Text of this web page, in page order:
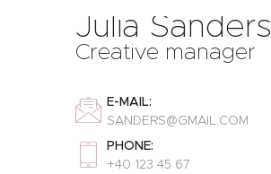
Julia Sanders
Creative manager
E-MAIL:
SANDERS@GMAIL.COM
PHONE:
+40 123 45 67